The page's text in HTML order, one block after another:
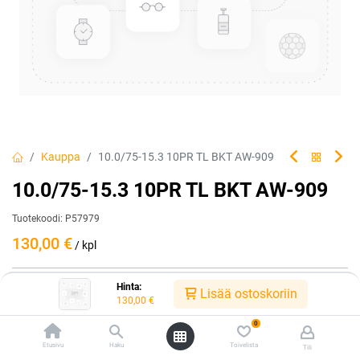
Hinta:
130,00 € Lisää ostoskoriin
Etusivu Haku
0
Toivelista Tili
Kauppa 10.0/75-15.3 10PR TL BKT AW-909
10.0/75-15.3 10PR TL BKT AW-909
Tuotekoodi: P57979
130,00 € / kpl
Heti saatavilla:
Lisää ostoskoriin